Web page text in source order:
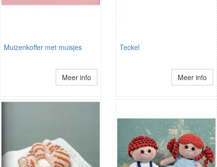
Muizenkoffer met muisjes
Meer info
Teckel
Meer info